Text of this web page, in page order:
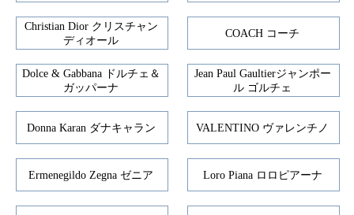
Christian Dior クリスチャン
ディオール
COACH コーチ
Dolce & Gabbana ドルチェ＆
ガッパーナ
Jean Paul Gaultierジャンポー
ル ゴルチェ
Donna Karan ダナキャラン VALENTINO ヴァレンチノ
Ermenegildo Zegna ゼニア Loro Piana ロロピアーナ